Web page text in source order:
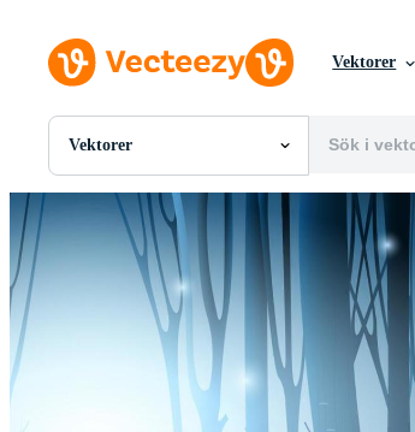
Vektorer
Vektorer
Alla Bilder
Foton
PNGs
PSDs
Vektorer
Rörlig grafik
Redaktionella Bilder
Redaktionella Evenemang